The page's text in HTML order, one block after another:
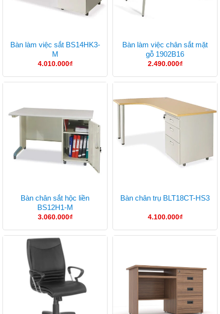
Bàn làm việc sắt BS14HK3-
M
4.010.000₫
Bàn làm việc chân sắt mặt
gỗ 1902B16
2.490.000₫
Bàn chân sắt hộc liền
BS12H1-M
3.060.000₫
Bàn chân trụ BLT18CT-HS3
4.100.000₫